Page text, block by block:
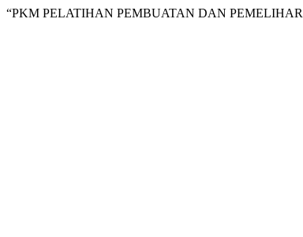
“PKM PELATIHAN PEMBUATAN DAN